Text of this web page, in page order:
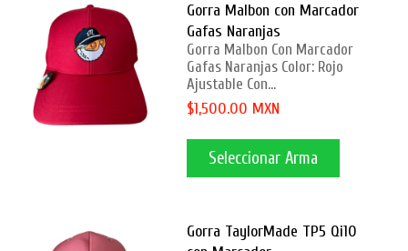
Gorra Malbon con Marcador
Gafas Naranjas
Gorra Malbon Con Marcador
Gafas Naranjas Color: Rojo
Ajustable Con...
$1,500.00 MXN
Seleccionar Arma
Gorra TaylorMade TP5 Qi10